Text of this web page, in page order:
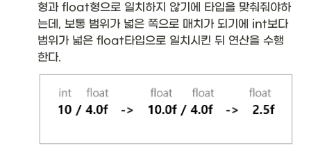
형과 float형으로 일치하지 않기에 타입을 맞춰줘야하
는데, 보통 범위가 넓은 쪽으로 매치가 되기에 int보다
범위가 넓은 float타입으로 일치시킨 뒤 연산을 수행
한다.